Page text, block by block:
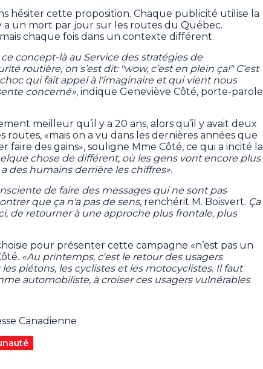
hésiter cette proposition. Chaque publicité utilise la
a un mort par jour sur les routes du Québec.
mais chaque fois dans un contexte différent.
concept-là au Service des stratégies de
routière, on s’est dit: "wow, c’est en plein ça!" C’est
qui fait appel à l'imaginaire et qui vient nous
concerné», indique Geneviève Côté, porte-parole
meilleur qu’il y a 20 ans, alors qu’il y avait deux
routes, «mais on a vu dans les dernières années que
faire des gains», souligne Mme Côté, ce qui a incité la
chose de différent, où les gens vont encore plus
des humains derrière les chiffres».
de faire des messages qui ne sont pas
que ça n'a pas de sens, renchérit M. Boisvert. Ça
de retourner à une approche plus frontale, plus
pour présenter cette campagne «n’est pas un
«Au printemps, c'est le retour des usagers
piétons, les cyclistes et les motocyclistes. Il faut
automobiliste, à croiser ces usagers vulnérables
Canadienne